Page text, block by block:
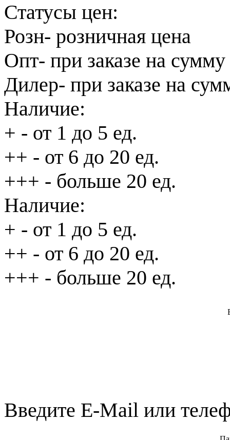
Статусы цен:
Розн- розничная цена
Опт- при заказе на
Дилер- при заказе на
Наличие:
+ - от 1 до 5 ед.
++ - от 6 до 20 ед.
+++ - больше 20 ед.
Наличие:
+ - от 1 до 5 ед.
++ - от 6 до 20 ед.
+++ - больше 20 ед.
Введите E-Mail или